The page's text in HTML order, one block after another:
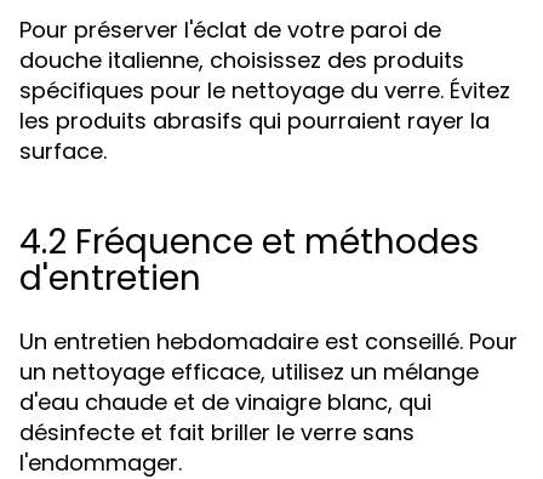
Pour préserver l'éclat de votre paroi de
douche italienne, choisissez des produits
spécifiques pour le nettoyage du verre. Évitez
les produits abrasifs qui pourraient rayer la
surface.
4.2 Fréquence et méthodes
d'entretien
Un entretien hebdomadaire est conseillé. Pour
un nettoyage efficace, utilisez un mélange
d'eau chaude et de vinaigre blanc, qui
désinfecte et fait briller le verre sans
l'endommager.